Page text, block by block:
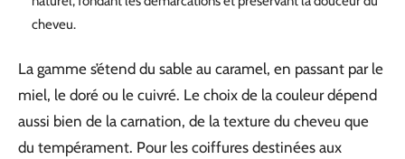
cheveu.
La gamme s’étend du sable au caramel, en passant par le
miel, le doré ou le cuivré. Le choix de la couleur dépend
aussi bien de la carnation, de la texture du cheveu que
du tempérament. Pour les coiffures destinées aux